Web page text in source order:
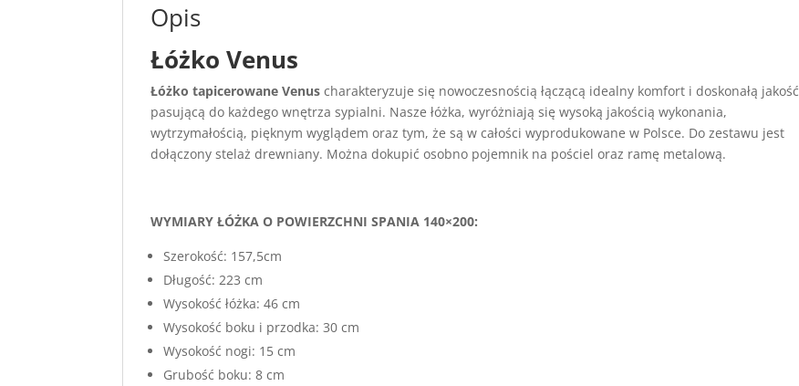
Opis
Łóżko Venus
Łóżko tapicerowane Venuscharakteryzuje się nowoczesnością łączącą idealny komfort i doskonałą jakość
pasującą do każdego wnętrza sypialni. Nasze łóżka, wyróżniają się wysoką jakością wykonania,
wytrzymałością, pięknym wyglądem oraz tym, że są w całości wyprodukowane w Polsce. Do zestawu jest
dołączony stelaż drewniany. Można dokupić osobno pojemnik na pościel oraz ramę metalową.
WYMIARY ŁÓŻKA O POWIERZCHNI SPANIA 140×200:
Szerokość: 157,5cm
Długość: 223 cm
Wysokość łóżka: 46 cm
Wysokość boku i przodka: 30 cm
Wysokość nogi: 15 cm
Grubość boku: 8 cm